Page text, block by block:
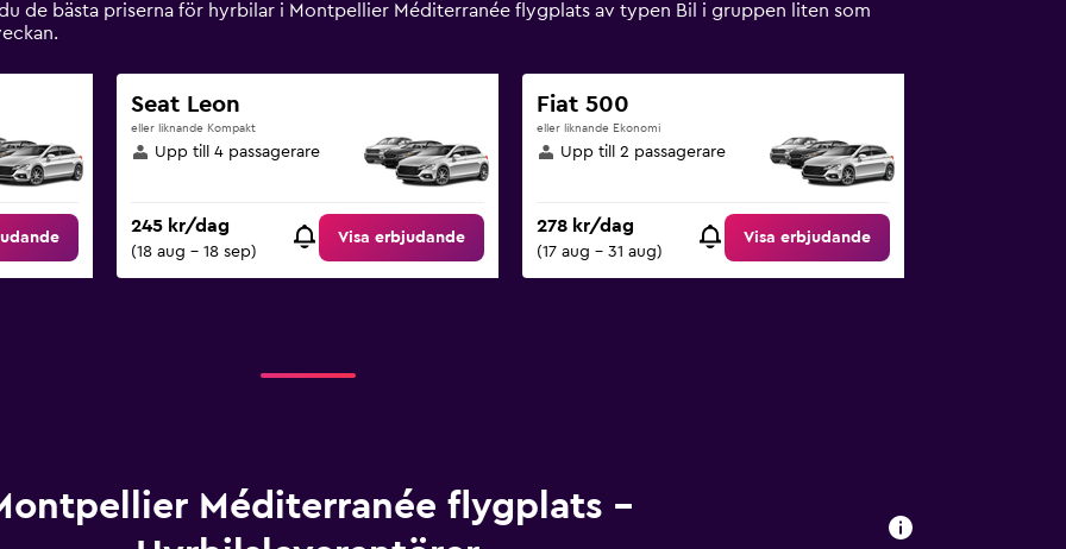
de bästa priserna för hyrbilar i Montpellier Méditerranée flygplats av typen Bil i gruppen liten som
Seat Leon
eller liknande Kompakt
Upp till 4 passagerare
245 kr/dag
(18 aug - 18 sep)
Visa erbjudande
Fiat 500
eller liknande Ekonomi
Upp till 2 passagerare
278 kr/dag
(17 aug - 31 aug)
Visa erbjudande
Méditerranée flygplats –